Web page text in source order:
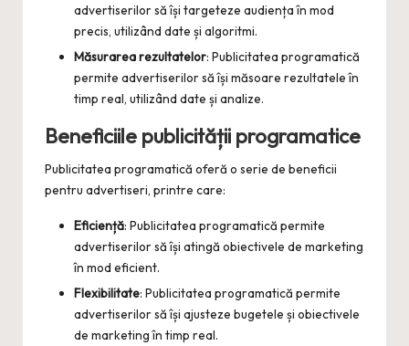
advertiserilor să își targeteze audiența în mod
precis, utilizând date și algoritmi.
Măsurarea rezultatelor: Publicitatea programatică
permite advertiserilor să își măsoare rezultatele în
timp real, utilizând date și analize.
Beneficiile publicității programatice
Publicitatea programatică oferă o serie de beneficii
pentru advertiseri, printre care:
Eficiență: Publicitatea programatică permite
advertiserilor să își atingă obiectivele de marketing
în mod eficient.
Flexibilitate: Publicitatea programatică permite
advertiserilor să își ajusteze bugetele și obiectivele
de marketing în timp real.